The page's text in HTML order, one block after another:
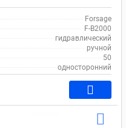
Forsage
F-B2000
гидравлический
ручной
50
односторонний